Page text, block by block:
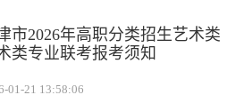
市2026年高职分类招生艺术类
类专业联考报考须知
01-21 13:58:06